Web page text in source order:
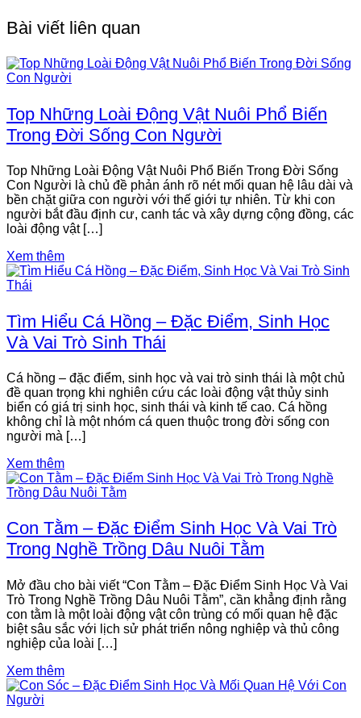
Bài viết liên quan
Top Những Loài Động Vật Nuôi Phổ Biến
Trong Đời Sống Con Người
Top Những Loài Động Vật Nuôi Phổ Biến Trong Đời Sống
Con Người là chủ đề phản ánh rõ nét mối quan hệ lâu dài và
bền chặt giữa con người với thế giới tự nhiên. Từ khi con
người bắt đầu định cư, canh tác và xây dựng cộng đồng, các
loài động vật […]
Xem thêm
Tìm Hiểu Cá Hồng – Đặc Điểm, Sinh Học
Và Vai Trò Sinh Thái
Cá hồng – đặc điểm, sinh học và vai trò sinh thái là một chủ
đề quan trọng khi nghiên cứu các loài động vật thủy sinh
biển có giá trị sinh học, sinh thái và kinh tế cao. Cá hồng
không chỉ là một nhóm cá quen thuộc trong đời sống con
người mà […]
Xem thêm
Con Tằm – Đặc Điểm Sinh Học Và Vai Trò
Trong Nghề Trồng Dâu Nuôi Tằm
Mở đầu cho bài viết “Con Tằm – Đặc Điểm Sinh Học Và Vai
Trò Trong Nghề Trồng Dâu Nuôi Tằm”, cần khẳng định rằng
con tằm là một loài động vật côn trùng có mối quan hệ đặc
biệt sâu sắc với lịch sử phát triển nông nghiệp và thủ công
nghiệp của loài […]
Xem thêm